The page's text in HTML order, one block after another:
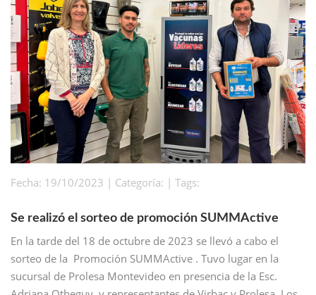
Fecha: 19/10/2023 | Categoría: | Tags:
Se realizó el sorteo de promoción SUMMActive
En la tarde del 18 de octubre de 2023 se llevó a cabo el
sorteo de la Promoción SUMMActive . Tuvo lugar en la
sucursal de Prolesa Montevideo en presencia de la Esc.